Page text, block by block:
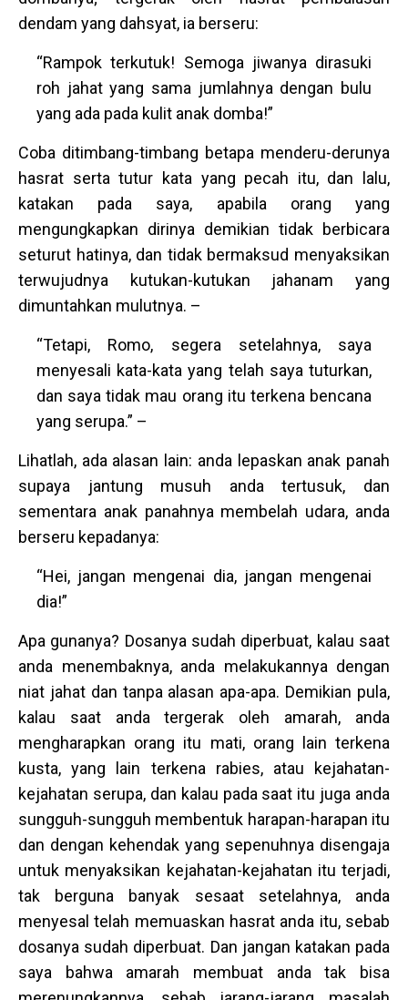
dendam yang dahsyat, ia berseru:
“Rampok terkutuk! Semoga jiwanya dirasuki
roh jahat yang sama jumlahnya dengan bulu
yang ada pada kulit anak domba!”
Coba ditimbang-timbang betapa menderu-derunya
hasrat serta tutur kata yang pecah itu, dan lalu,
katakan pada saya, apabila orang yang
mengungkapkan dirinya demikian tidak berbicara
seturut hatinya, dan tidak bermaksud menyaksikan
terwujudnya kutukan-kutukan jahanam yang
dimuntahkan mulutnya. –
“Tetapi, Romo, segera setelahnya, saya
menyesali kata-kata yang telah saya tuturkan,
dan saya tidak mau orang itu terkena bencana
yang serupa.” –
Lihatlah, ada alasan lain: anda lepaskan anak panah
supaya jantung musuh anda tertusuk, dan
sementara anak panahnya membelah udara, anda
berseru kepadanya:
“Hei, jangan mengenai dia, jangan mengenai
dia!”
Apa gunanya? Dosanya sudah diperbuat, kalau saat
anda menembaknya, anda melakukannya dengan
niat jahat dan tanpa alasan apa-apa. Demikian pula,
kalau saat anda tergerak oleh amarah, anda
mengharapkan orang itu mati, orang lain terkena
kusta, yang lain terkena rabies, atau kejahatan-
kejahatan serupa, dan kalau pada saat itu juga anda
sungguh-sungguh membentuk harapan-harapan itu
dan dengan kehendak yang sepenuhnya disengaja
untuk menyaksikan kejahatan-kejahatan itu terjadi,
tak berguna banyak sesaat setelahnya, anda
menyesal telah memuaskan hasrat anda itu, sebab
dosanya sudah diperbuat. Dan jangan katakan pada
saya bahwa amarah membuat anda tak bisa